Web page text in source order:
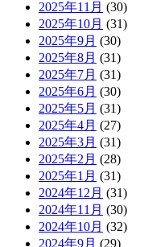
2025年11月 (30)
2025年10月 (31)
2025年9月 (30)
2025年8月 (31)
2025年7月 (31)
2025年6月 (30)
2025年5月 (31)
2025年4月 (27)
2025年3月 (31)
2025年2月 (28)
2025年1月 (31)
2024年12月 (31)
2024年11月 (30)
2024年10月 (32)
2024年9月 (29)